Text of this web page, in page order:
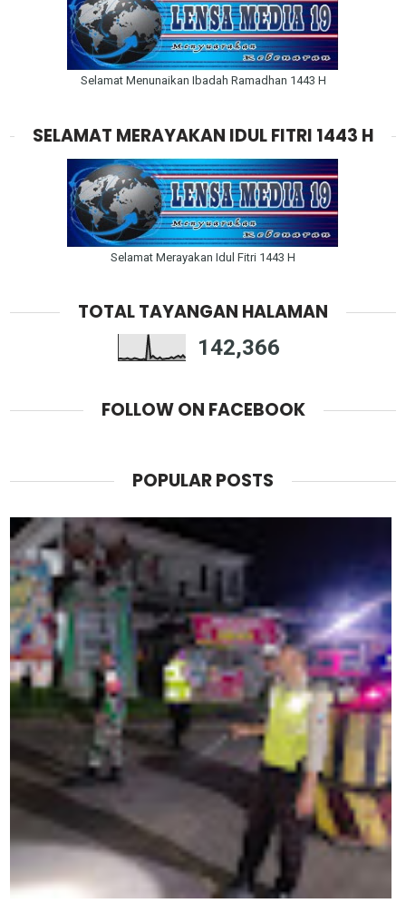
Selamat Menunaikan Ibadah Ramadhan 1443 H
SELAMAT MERAYAKAN IDUL FITRI 1443 H
Selamat Merayakan Idul Fitri 1443 H
TOTAL TAYANGAN HALAMAN
142,366
FOLLOW ON FACEBOOK
POPULAR POSTS